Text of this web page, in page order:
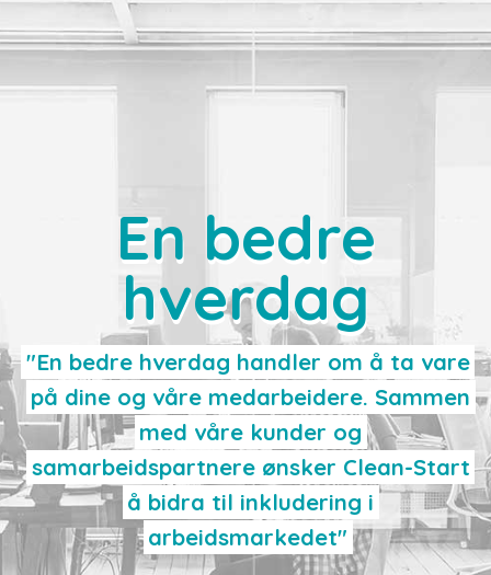
En bedre
hverdag
"En bedre hverdag handler om å ta vare
på dine og våre medarbeidere. Sammen
med våre kunder og
samarbeidspartnere ønsker Clean-Start
å bidra til inkludering i
arbeidsmarkedet"